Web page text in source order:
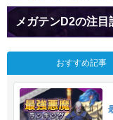
メガテンD2の注目
おすすめ記事